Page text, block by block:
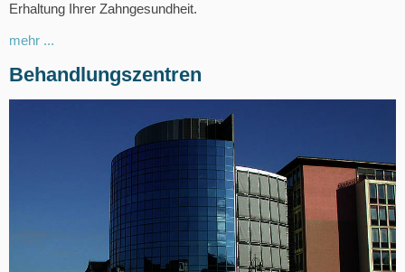
Erhaltung Ihrer Zahngesundheit.
mehr ...
Behandlungszentren